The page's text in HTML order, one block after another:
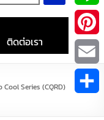
ติดต่อเรา
Series (CQRD)
a
c
e
b
L
i
n
e
P
i
n
E